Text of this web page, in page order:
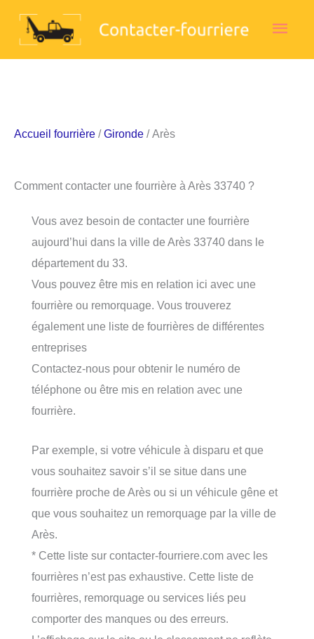
Accueil fourrière /Gironde / Arès
Comment contacter une fourrière à Arès 33740 ?
Vous avez besoin de contacter une fourrière
aujourd’hui dans la ville de Arès 33740 dans le
département du 33.
Vous pouvez être mis en relation ici avec une
fourrière ou remorquage. Vous trouverez
également une liste de fourrières de différentes
entreprises
Contactez-nous pour obtenir le numéro de
téléphone ou être mis en relation avec une
fourrière.
Par exemple, si votre véhicule à disparu et que
vous souhaitez savoir s’il se situe dans une
fourrière proche de Arès ou si un véhicule gêne et
que vous souhaitez un remorquage par la ville de
Arès.
* Cette liste sur contacter-fourriere.com avec les
fourrières n’est pas exhaustive. Cette liste de
fourrières, remorquage ou services liés peu
comporter des manques ou des erreurs.